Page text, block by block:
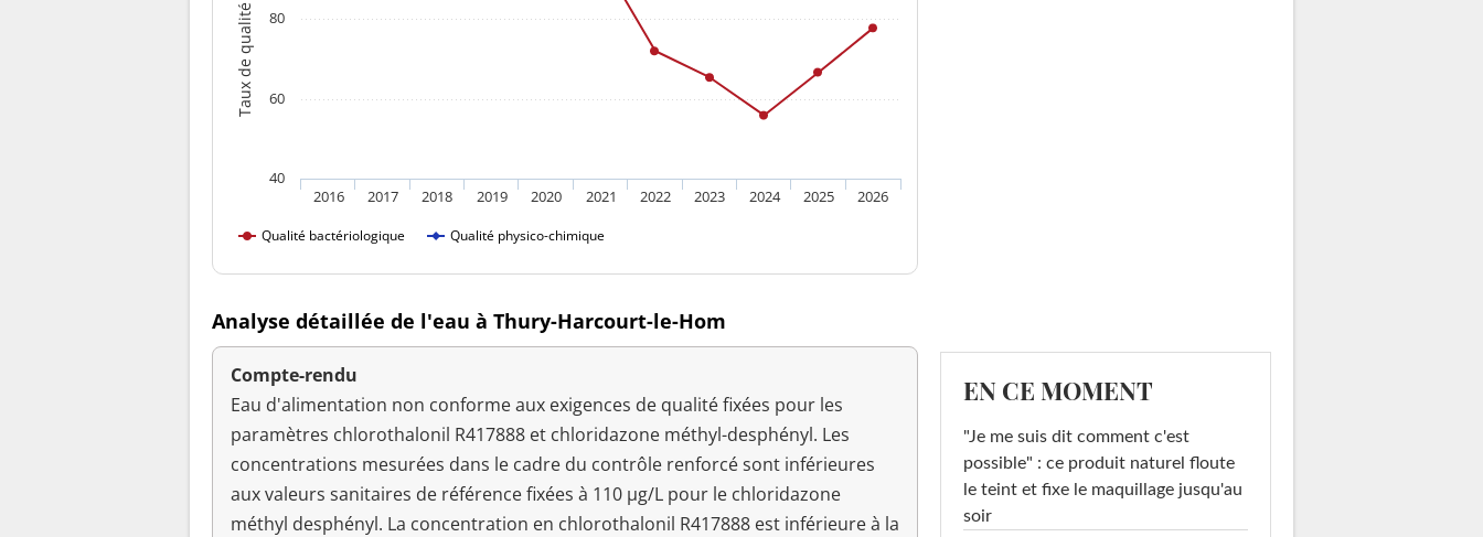
Taux de qualité
Qualité bactériologique Qualité physico-chimique
2016 2017 2018 2019 2020 2021 2022 2023 2024 2025 2026
40
60
80
Analyse détaillée de l'eau à Thury-Harcourt-le-Hom
Compte-rendu
Eau d'alimentation non conforme aux exigences de qualité fixées pour les
paramètres chlorothalonil R417888 et chloridazone méthyl-desphényl. Les
concentrations mesurées dans le cadre du contrôle renforcé sont inférieures
aux valeurs sanitaires de référence fixées à 110 µg/L pour le chloridazone
méthyl desphényl. La concentration en chlorothalonil R417888 est inférieure à la
EN CE MOMENT
"Je me suis dit comment c'est
possible" : ce produit naturel floute
le teint et fixe le maquillage jusqu'au
soir